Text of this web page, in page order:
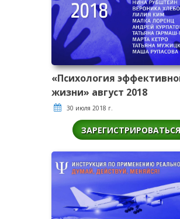
«Психология
жизни» август 2018
30 июля 2018 г.
ЗАРЕГИСТРИРОВАТЬСЯ